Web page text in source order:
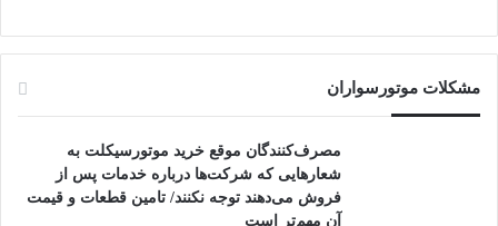
مشکلات موتورسواران
مصرف‌کنندگان موقع خرید موتورسیکلت به
شعارهایی که شرکت‌ها درباره خدمات پس از
فروش می‌دهند توجه نکنند/ تامین قطعات و قیمت
آن مهم‌تر است